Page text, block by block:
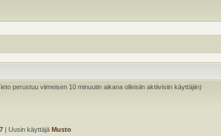
perustuu viimeisen 10 minuutin aikana olleisiin aktiivisiin käyttäjiin)
| Uusin käyttäjäMusto